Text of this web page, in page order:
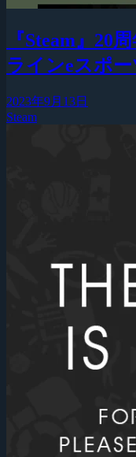
『Steam』20
ラインeスポ
2023年9月13日
Steam